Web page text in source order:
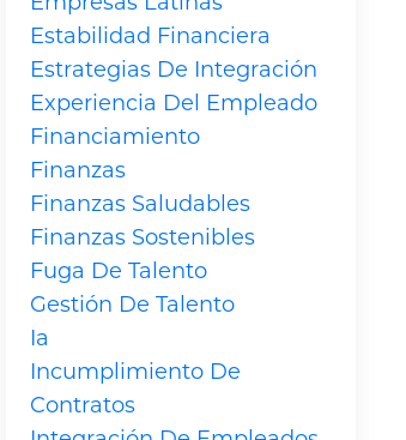
Estabilidad Financiera
Estrategias De Integración
Experiencia Del Empleado
Financiamiento
Finanzas
Finanzas Saludables
Finanzas Sostenibles
Fuga De Talento
Gestión De Talento
Ia
Incumplimiento De
Contratos